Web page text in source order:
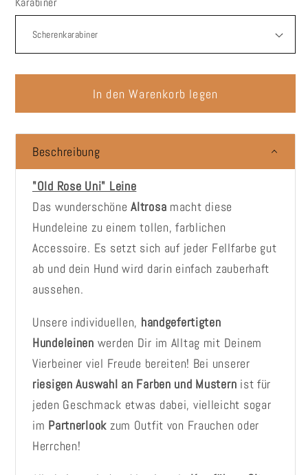
In den Warenkorb legen
Beschreibung
"Old Rose Uni" Leine
Das wunderschöne Altrosa macht diese
Hundeleine zu einem tollen, farblichen
Accessoire. Es setzt sich auf jeder Fellfarbe gut
ab und dein Hund wird darin einfach zauberhaft
aussehen.
Unsere individuellen, handgefertigten
Hundeleinen werden Dir im Alltag mit Deinem
Vierbeiner viel Freude bereiten! Bei unserer
riesigen Auswahl an Farben und Mustern ist für
jeden Geschmack etwas dabei, vielleicht sogar
im Partnerlook zum Outfit von Frauchen oder
Herrchen!